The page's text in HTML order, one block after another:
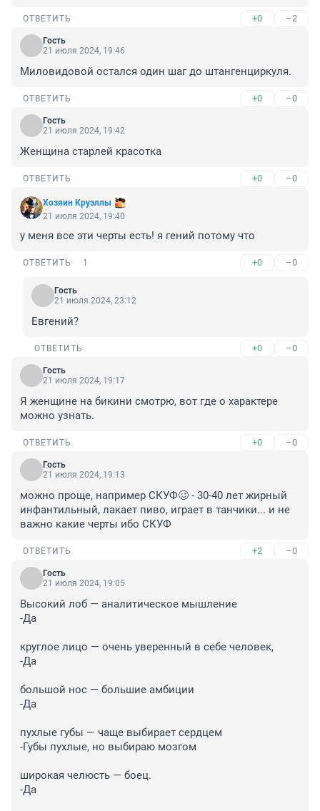
ОТВЕТИТЬ +0 –2
Гость
21 июля 2024, 19:46
Миловидовой остался один шаг до штангенциркуля.
ОТВЕТИТЬ +0 –0
Гость
21 июля 2024, 19:42
Женщина старлей красотка
ОТВЕТИТЬ +0 –0
Хозяин Круэллы
21 июля 2024, 19:40
у меня все эти черты есть! я гений потому что
ОТВЕТИТЬ 1 +0 –0
Гость
21 июля 2024, 23:12
Евгений?
ОТВЕТИТЬ +0 –0
Гость
21 июля 2024, 19:17
Я женщине на бикини смотрю, вот где о характере
можно узнать.
ОТВЕТИТЬ +0 –0
Гость
21 июля 2024, 19:13
можно проще, например СКУФ🥴 - 30-40 лет жирный
инфантильный, лакает пиво, играет в танчики... и не
важно какие черты ибо СКУФ
ОТВЕТИТЬ +2 –0
Гость
21 июля 2024, 19:05
Высокий лоб — аналитическое мышление
-Да
круглое лицо — очень уверенный в себе человек,
-Да
большой нос — большие амбиции
-Да
пухлые губы — чаще выбирает сердцем
-Губы пухлые, но выбираю мозгом
широкая челюсть — боец.
-Да